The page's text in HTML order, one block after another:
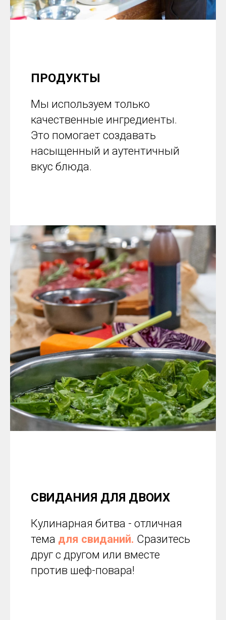
ПРОДУКТЫ
Мы используем только
качественные ингредиенты.
Это помогает создавать
насыщенный и аутентичный
вкус блюда.
СВИДАНИЯ ДЛЯ ДВОИХ
Кулинарная битва - отличная
тема для свиданий. Сразитесь
друг с другом или вместе
против шеф-повара!